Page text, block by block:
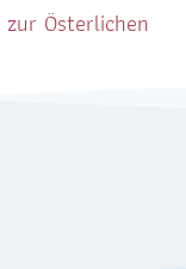
Österlichen